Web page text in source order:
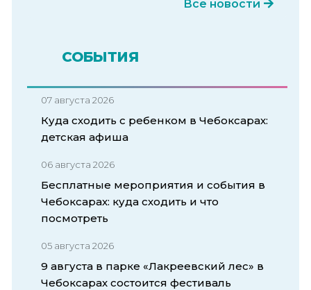
Все новости
СОБЫТИЯ
07 августа 2026
Куда сходить с ребенком в Чебоксарах:
детская афиша
06 августа 2026
Бесплатные мероприятия и события в
Чебоксарах: куда сходить и что
посмотреть
05 августа 2026
9 августа в парке «Лакреевский лес» в
Чебоксарах состоится фестиваль